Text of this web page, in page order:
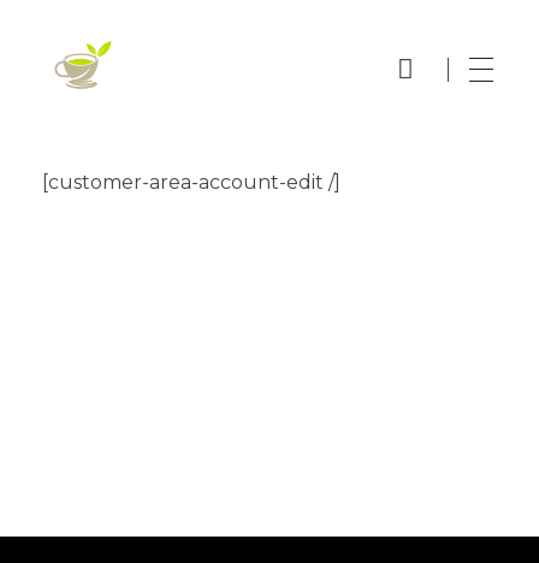
[customer-area-account-edit /]